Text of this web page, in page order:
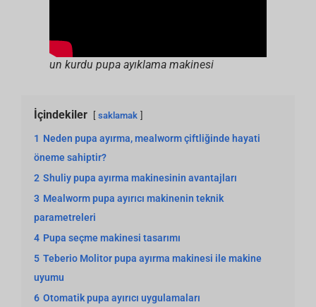
un kurdu pupa ayıklama makinesi
İçindekiler saklamak
1 Neden pupa ayırma, mealworm çiftliğinde hayati
öneme sahiptir?
2 Shuliy pupa ayırma makinesinin avantajları
3 Mealworm pupa ayırıcı makinenin teknik
parametreleri
4 Pupa seçme makinesi tasarımı
5 Teberio Molitor pupa ayırma makinesi ile makine
uyumu
6 Otomatik pupa ayırıcı uygulamaları